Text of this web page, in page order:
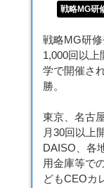
戦略MG研
戦略MG研
1,000回以上
学で開催さ
勝。
東京、名古
月30回以上
DAISO、各
用金庫等で
どもCEOカ